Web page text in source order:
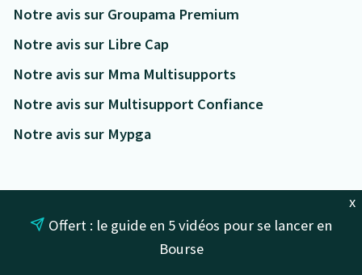
Notre avis sur Groupama Premium
Notre avis sur Libre Cap
Notre avis sur Mma Multisupports
Notre avis sur Multisupport Confiance
Notre avis sur Mypga
Abonnez-vous
x
Offert : le guide en 5 vidéos pour se lancer en
Bourse